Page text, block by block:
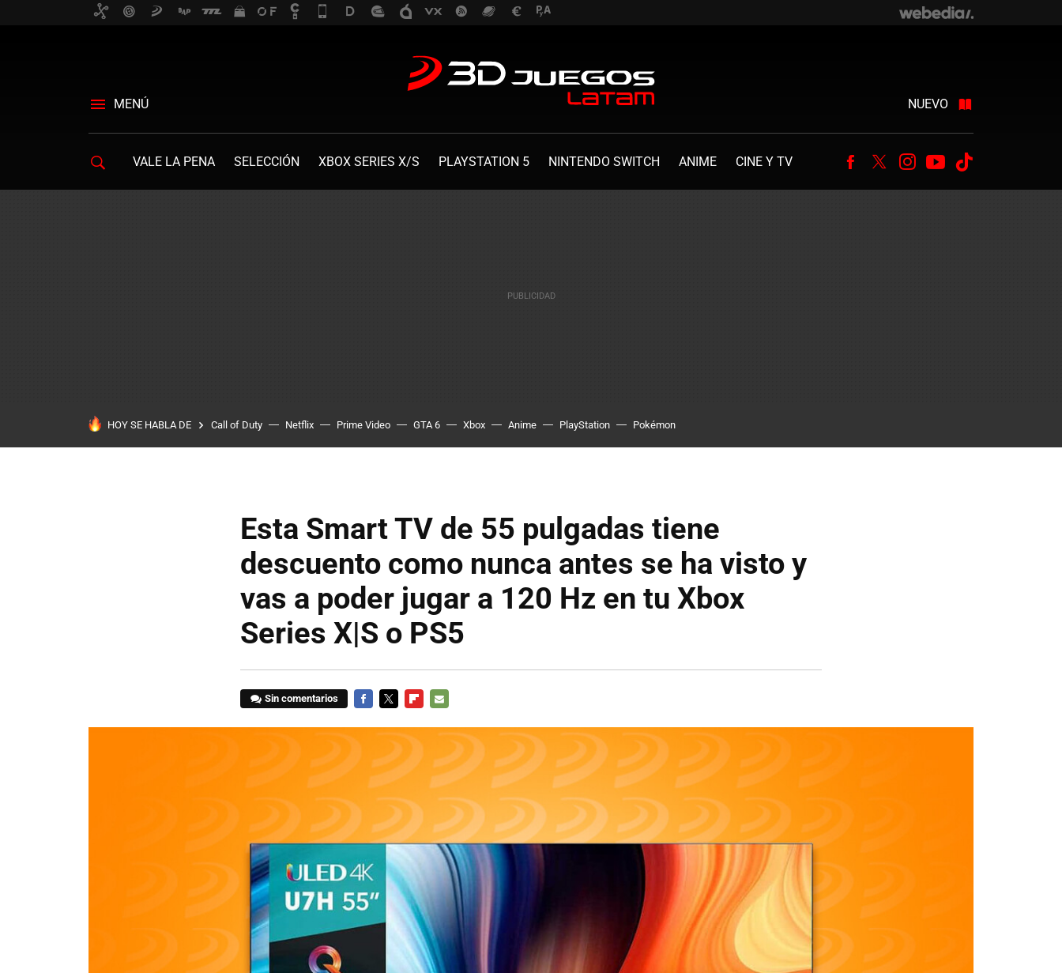
MENÚ NUEVO
VALE LA PENA SELECCIÓN XBOX SERIES X/S PLAYSTATION 5 NINTENDO SWITCH ANIME CINE Y TV Facebook
TwitterInstagram
Youtube
HOY SE HABLA DE Call of Duty Netflix Prime Video GTA 6 Xbox Anime PlayStation Pokémon
Esta Smart TV de 55 pulgadas tiene
descuento como nunca antes se ha visto y
vas a poder jugar a 120 Hz en tu Xbox
Series X|S o PS5
Sin comentarios
MAIL